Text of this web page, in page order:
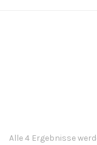
Alle 4 Ergebnisse